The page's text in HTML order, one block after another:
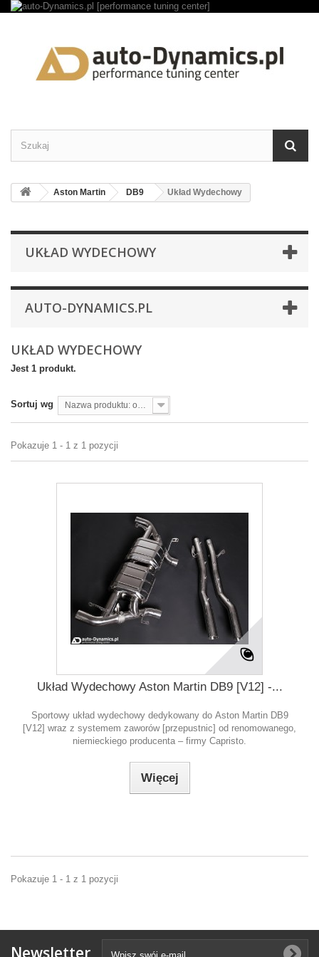
Aston Martin DB9 Układ Wydechowy
UKŁAD WYDECHOWY
AUTO-DYNAMICS.PL
UKŁAD WYDECHOWY
Jest 1 produkt.
Sortuj wg Nazwa produktu: od A do Z
Pokazuje 1 - 1 z 1 pozycji
Układ Wydechowy Aston Martin DB9 [V12] -...
Sportowy układ wydechowy dedykowany do Aston Martin DB9
[V12] wraz z systemem zaworów [przepustnic] od renomowanego,
niemieckiego producenta – firmy Capristo.
Więcej
Pokazuje 1 - 1 z 1 pozycji
Newsletter